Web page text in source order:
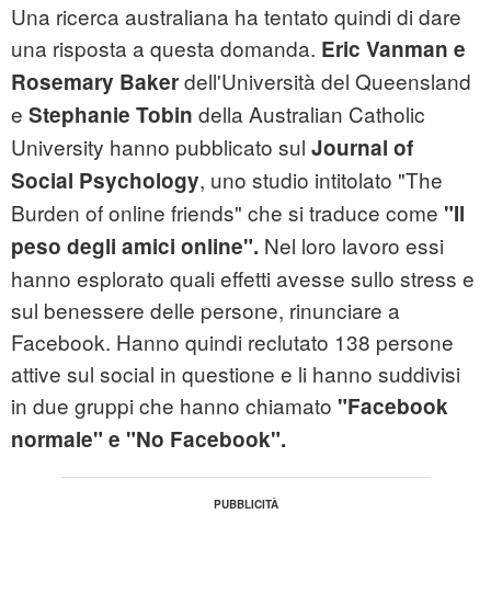
Una ricerca australiana ha tentato quindi di dare
una risposta a questa domanda. Eric Vanman e
Rosemary Bakerdell'Università del Queensland
e Stephanie Tobin della Australian Catholic
University hanno pubblicato sul Journal of
Social Psychology, uno studio intitolato "The
Burden of online friends" che si traduce come "Il
peso degli amici online". Nel loro lavoro essi
hanno esplorato quali effetti avesse sullo stress e
sul benessere delle persone, rinunciare a
Facebook. Hanno quindi reclutato 138 persone
attive sul social in questione e li hanno suddivisi
in due gruppi che hanno chiamato "Facebook
normale" e "No Facebook".